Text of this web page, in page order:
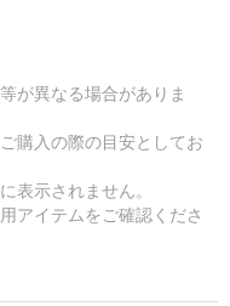
が異なる場合がありま
購入の際の目安としてお
表示されません。
アイテムをご確認くださ